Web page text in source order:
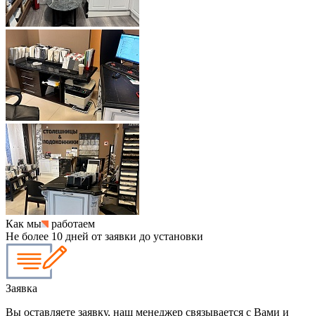
Как мы
работаем
Не более 10 дней от заявки до установки
Заявка
Вы оставляете заявку, наш менеджер связывается с Вами и